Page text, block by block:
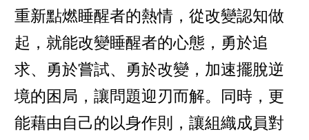
重新點燃睡醒者的熱情，從改變認知做
起，就能改變睡醒者的心態，勇於追
求、勇於嘗試、勇於改變，加速擺脫逆
境的困局，讓問題迎刃而解。同時，更
能藉由自己的以身作則，讓組織成員對